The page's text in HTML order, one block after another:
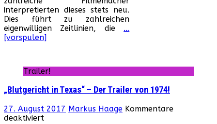
interpretierten dieses stets neu.
Dies führt zu zahlreichen
eigenwilligen Zeitlinien, die …
[vorspulen]
Trailer!
„Blutgericht in Texas“ – Der Trailer von 1974!
27. August 2017 Markus Haage Kommentare
deaktiviertfür